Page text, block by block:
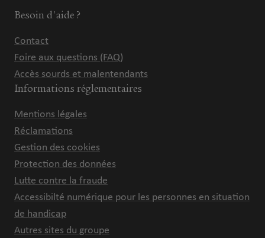
Besoin d'aide ?
Contact
Foire aux questions (FAQ)
Accès sourds et malentendants
Informations réglementaires
Mentions légales
Réclamations
Gestion des cookies
Protection des données
Lutte contre la fraude
Accessibilté numérique pour les personnes en situation
de handicap
Autres sites du groupe